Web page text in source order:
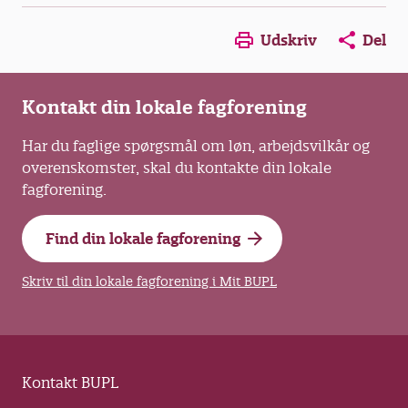
Opens in a new window
Opens in a new
Opens in
Udskriv Del
Kontakt din lokale fagforening
Har du faglige spørgsmål om løn, arbejdsvilkår og
overenskomster, skal du kontakte din lokale
fagforening.
Find din lokale fagforening
Skriv til din lokale fagforening i Mit BUPL
Kontakt BUPL